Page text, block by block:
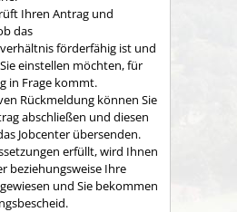
Ihren Antrag und
das
förderfähig ist und
einstellen möchten, für
in Frage kommt.
Rückmeldung können Sie
abschließen und diesen
Jobcenter übersenden.
erfüllt, wird Ihnen
beziehungsweise Ihre
und Sie bekommen